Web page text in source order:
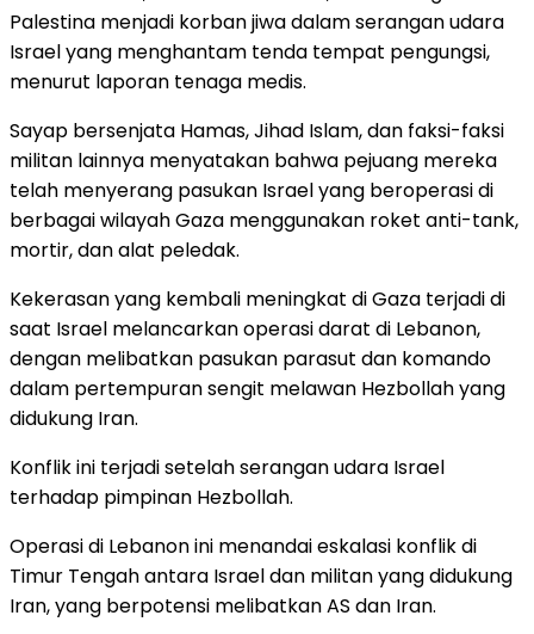
Palestina menjadi korban jiwa dalam serangan udara
Israel yang menghantam tenda tempat pengungsi,
menurut laporan tenaga medis.
Sayap bersenjata Hamas, Jihad Islam, dan faksi-faksi
militan lainnya menyatakan bahwa pejuang mereka
telah menyerang pasukan Israel yang beroperasi di
berbagai wilayah Gaza menggunakan roket anti-tank,
mortir, dan alat peledak.
Kekerasan yang kembali meningkat di Gaza terjadi di
saat Israel melancarkan operasi darat di Lebanon,
dengan melibatkan pasukan parasut dan komando
dalam pertempuran sengit melawan Hezbollah yang
didukung Iran.
Konflik ini terjadi setelah serangan udara Israel
terhadap pimpinan Hezbollah.
Operasi di Lebanon ini menandai eskalasi konflik di
Timur Tengah antara Israel dan militan yang didukung
Iran, yang berpotensi melibatkan AS dan Iran.